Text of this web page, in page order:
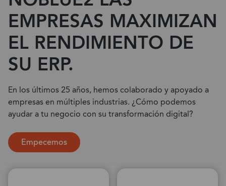
EMPRESAS MAXIMIZAN
EL RENDIMIENTO DE
SU ERP.
En los últimos 25 años, hemos colaborado y apoyado a
empresas en múltiples industrias. ¿Cómo podemos
ayudar a tu negocio con su transformación digital?
Empecemos